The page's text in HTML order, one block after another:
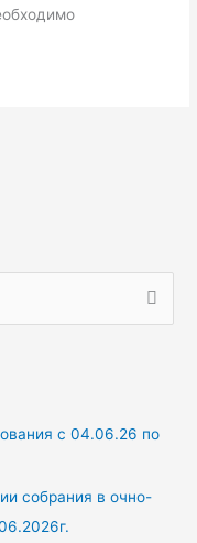
с 04.06.26 по
собрания в очно-